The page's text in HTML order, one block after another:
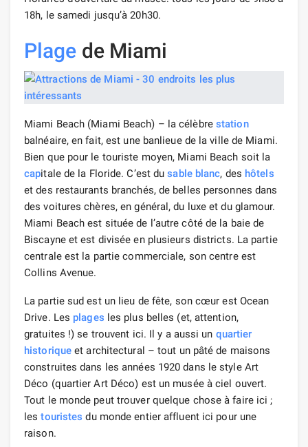
18h, le samedi jusqu’à 20h30.
Plage de Miami
Miami Beach (Miami Beach) – la célèbre station
balnéaire, en fait, est une banlieue de la ville de Miami.
Bien que pour le touriste moyen, Miami Beach soit la
capitale de la Floride. C’est dusable blanc, des hôtels
et des restaurants branchés, de belles personnes dans
des voitures chères, en général, du luxe et du glamour.
Miami Beach est située de l’autre côté de la baie de
Biscayne et est divisée en plusieurs districts. La partie
centrale est la partie commerciale, son centre est
Collins Avenue.
La partie sud est un lieu de fête, son cœur est Ocean
Drive. Les plages les plus belles (et, attention,
gratuites !) se trouvent ici. Il y a aussi un quartier
historique et architectural – tout un pâté de maisons
construites dans les années 1920 dans le style Art
Déco (quartier Art Déco) est un musée à ciel ouvert.
Tout le monde peut trouver quelque chose à faire ici ;
lestouristes du monde entier affluent ici pour une
raison.